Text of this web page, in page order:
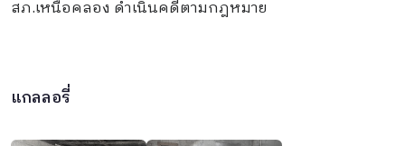
สภ.เหนือคลอง ดำเนินคดีตามกฎหมาย
แกลลอรี่